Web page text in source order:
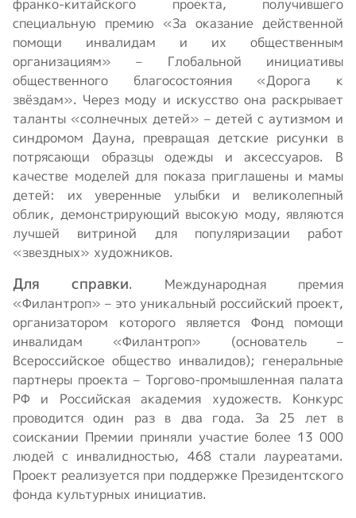
франко-китайского проекта, получившего
специальную премию «За оказание действенной
помощи инвалидам и их общественным
организациям» – Глобальной инициативы
общественного благосостояния «Дорога к
звёздам». Через моду и искусство она раскрывает
таланты «солнечных детей» – детей с аутизмом и
синдромом Дауна, превращая детские рисунки в
потрясающи образцы одежды и аксессуаров. В
качестве моделей для показа приглашены и мамы
детей: их уверенные улыбки и великолепный
облик, демонстрирующий высокую моду, являются
лучшей витриной для популяризации работ
«звездных» художников.
Для справки. Международная премия
«Филантроп» – это уникальный российский проект,
организатором которого является Фонд помощи
инвалидам «Филантроп» (основатель –
Всероссийское общество инвалидов); генеральные
партнеры проекта – Торгово-промышленная палата
РФ и Российская академия художеств. Конкурс
проводится один раз в два года. За 25 лет в
соискании Премии приняли участие более 13 000
людей с инвалидностью, 468 стали лауреатами.
Проект реализуется при поддержке Президентского
фонда культурных инициатив.